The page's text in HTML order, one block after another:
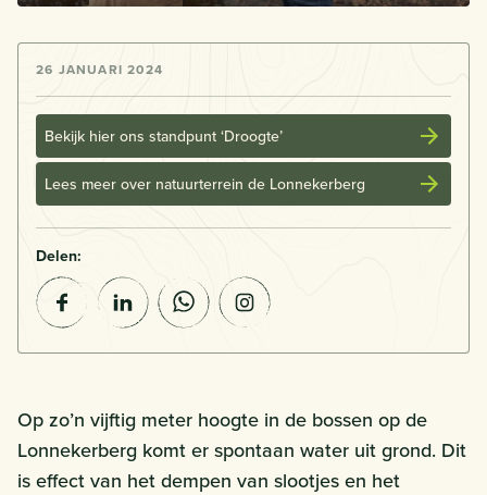
26 JANUARI 2024
Bekijk hier ons standpunt ‘Droogte’
Lees meer over natuurterrein de Lonnekerberg
Delen:
Op zo’n vijftig meter hoogte in de bossen op de
Lonnekerberg komt er spontaan water uit grond. Dit
is effect van het dempen van slootjes en het